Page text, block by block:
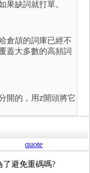
果缺詞就打單。
倉頡的詞庫已經不
蓋大多數的高頻詞
開的，用z開頭將它
quote
了避免重碼嗎?